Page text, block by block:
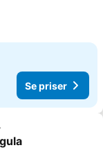
Se priser